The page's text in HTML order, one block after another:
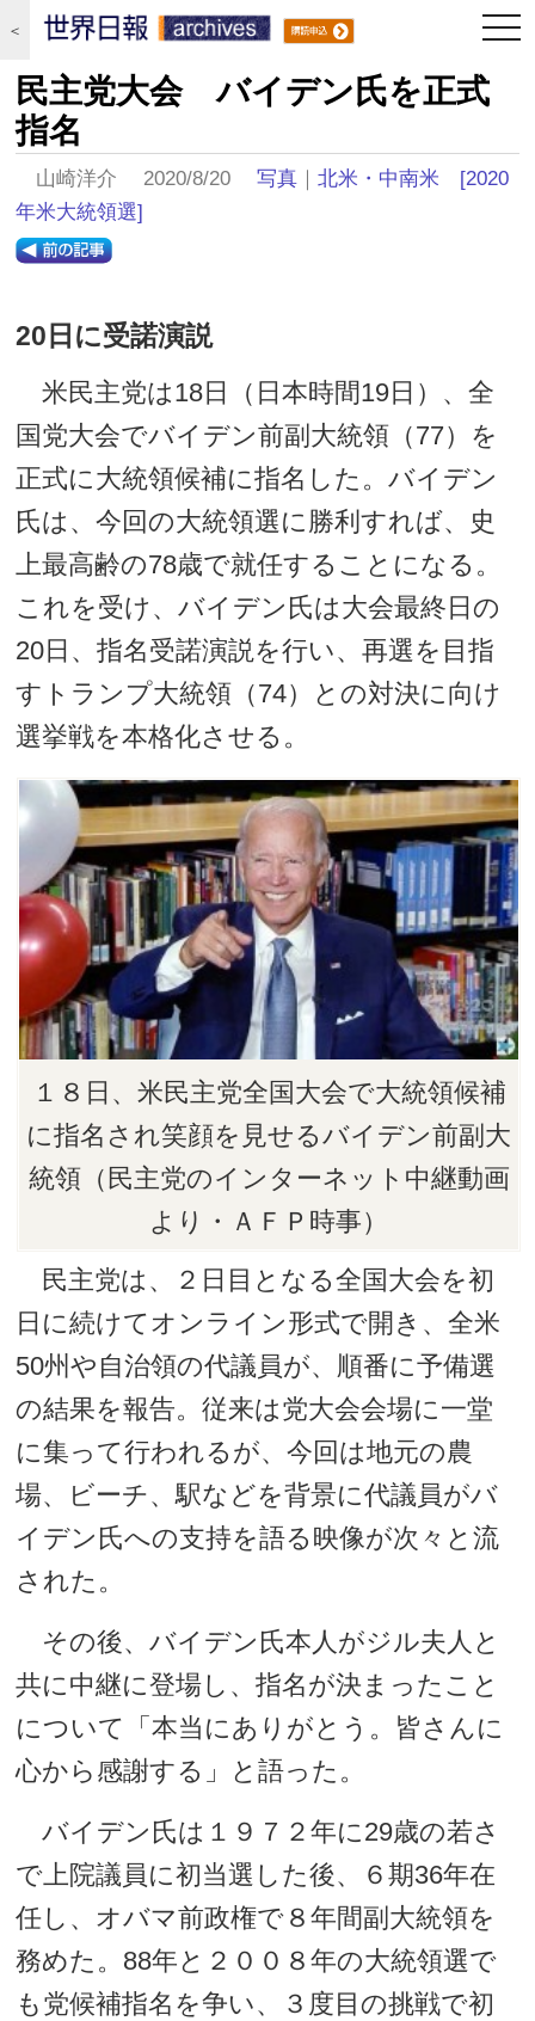
＜
民主党大会 バイデン氏を正式
指名
山崎洋介 2020/8/20写真 ｜北米・中南米
[2020
年米大統領選]
20日に受諾演説
米民主党は18日（日本時間19日）、全
国党大会でバイデン前副大統領（77）を
正式に大統領候補に指名した。バイデン
氏は、今回の大統領選に勝利すれば、史
上最高齢の78歳で就任することになる。
これを受け、バイデン氏は大会最終日の
20日、指名受諾演説を行い、再選を目指
すトランプ大統領（74）との対決に向け
選挙戦を本格化させる。
１８日、米民主党全国大会で大統領候補
に指名され笑顔を見せるバイデン前副大
統領（民主党のインターネット中継動画
より・ＡＦＰ時事）
民主党は、２日目となる全国大会を初
日に続けてオンライン形式で開き、全米
50州や自治領の代議員が、順番に予備選
の結果を報告。従来は党大会会場に一堂
に集って行われるが、今回は地元の農
場、ビーチ、駅などを背景に代議員がバ
イデン氏への支持を語る映像が次々と流
された。
その後、バイデン氏本人がジル夫人と
共に中継に登場し、指名が決まったこと
について「本当にありがとう。皆さんに
心から感謝する」と語った。
バイデン氏は１９７２年に29歳の若さ
で上院議員に初当選した後、６期36年在
任し、オバマ前政権で８年間副大統領を
務めた。88年と２００８年の大統領選で
も党候補指名を争い、３度目の挑戦で初